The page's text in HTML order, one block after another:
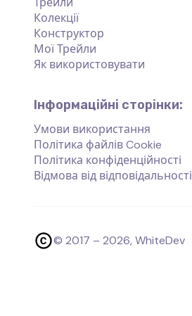
Колекції
Конструктор
Мої Трейли
Як використовувати
Інформаційні сторінки:
Умови використання
Політика файлів Cookie
Політика конфіденційності
Відмова від відповідальності
© 2017 – 2026, WhiteDev